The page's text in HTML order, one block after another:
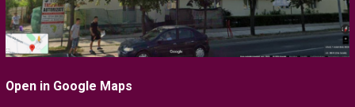
Open in Google Maps